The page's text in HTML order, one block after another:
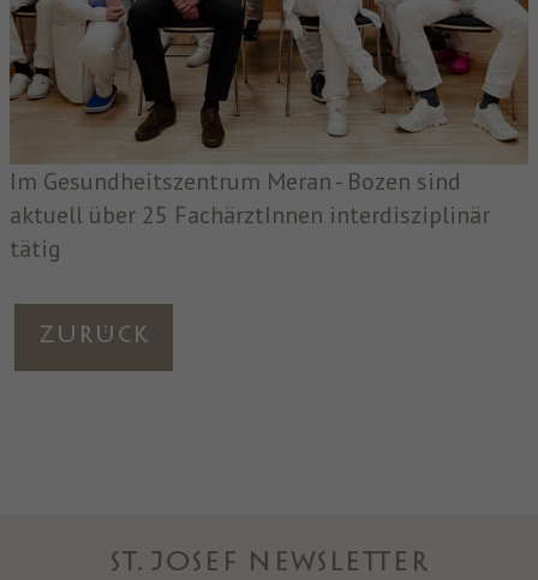
Im Gesundheitszentrum Meran - Bozen sind
aktuell über 25 FachärztInnen interdisziplinär
tätig
Zurück
ST. JOSEF NEWSLETTER